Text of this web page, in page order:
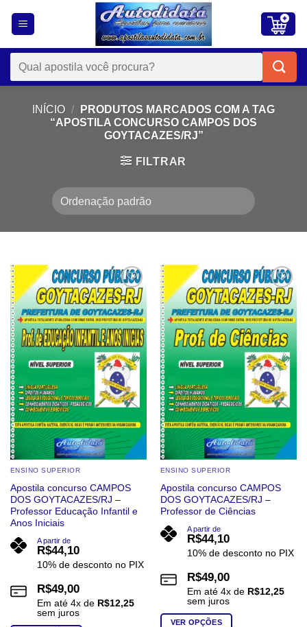
Pesquisar
por:
INÍCIO /
PRODUTOS MARCADOS COM A TAG
“APOSTILA CONCURSO CAMPOS DOS
GOYTACAZES/RJ”
FILTRAR
Add to
wishlist
ENSINO SUPERIOR
Apostila concurso CAMPOS
DOS GOYTACAZES/RJ –
Professor Educação Infantil e
Anos Iniciais
A partir de
R$44,10
10% de desconto no PIX
R$49,00
Em até 4x de R$12,25
sem juros
Add to
wishlist
ENSINO SUPERIOR
Apostila concurso CAMPOS
DOS GOYTACAZES/RJ –
Professor de Ciências
A partir de
R$44,10
10% de desconto no PIX
R$49,00
Em até 4x de R$12,25
sem juros
VER OPÇÕES